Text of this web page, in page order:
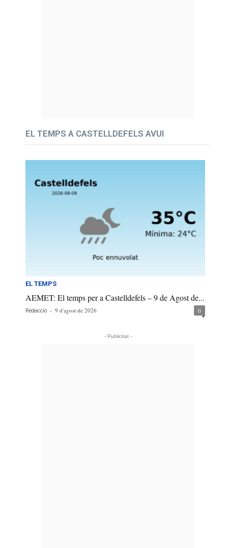
EL TEMPS A CASTELLDEFELS AVUI
EL TEMPS
AEMET: El temps per a Castelldefels – 9 de Agost de...
Redacció - 9 d'agost de 2026 0
- Publicitat -